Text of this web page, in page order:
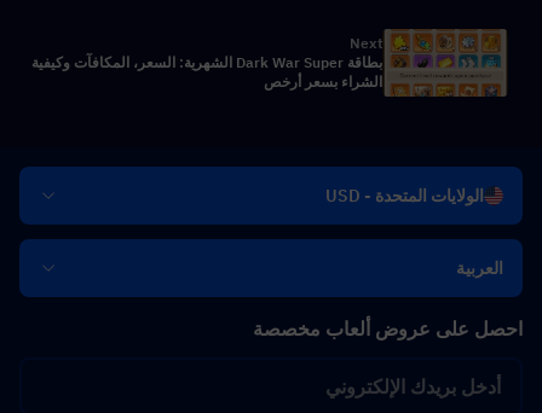
Next
بطاقة Dark War Super الشهرية: السعر، المكافآت وكيفية
الشراء بسعر أرخص
الولايات المتحدة - USD
العربية
احصل على عروض ألعاب مخصصة